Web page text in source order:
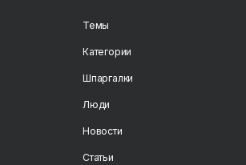
Темы
Категории
Шпаргалки
Люди
Новости
Статьи